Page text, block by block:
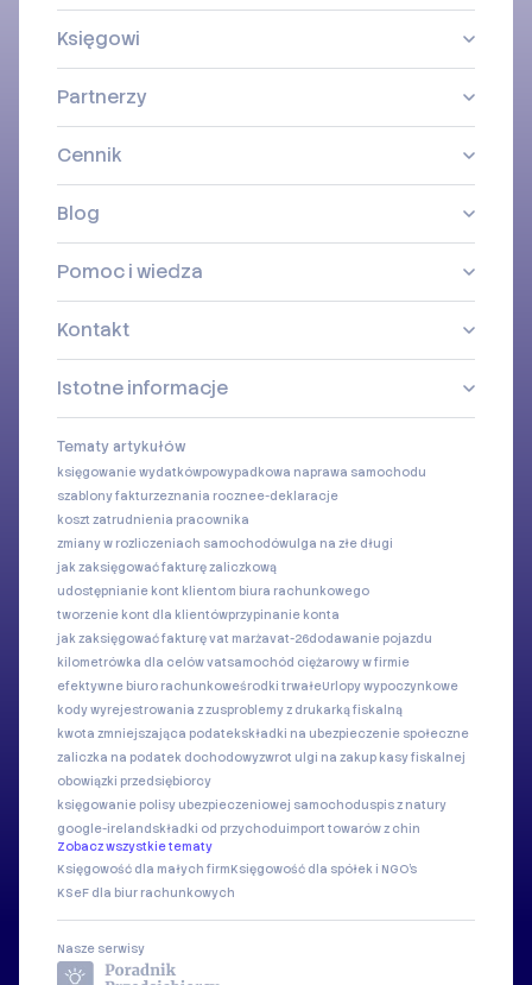
Księgowi
Partnerzy
Cennik
Blog
Pomoc i wiedza
Kontakt
Istotne informacje
Tematy artykułów
księgowanie wydatkówpowypadkowa naprawa samochodu
szablony fakturzeznania rocznee-deklaracje
koszt zatrudnienia pracownika
zmiany w rozliczeniach samochodówulga na złe długi
jak zaksięgować fakturę zaliczkową
udostępnianie kont klientom biura rachunkowego
tworzenie kont dla klientówprzypinanie konta
jak zaksięgować fakturę vat marżavat-26dodawanie pojazdu
kilometrówka dla celów vatsamochód ciężarowy w firmie
efektywne biuro rachunkoweśrodki trwałeUrlopy wypoczynkowe
kody wyrejestrowania z zusproblemy z drukarką fiskalną
kwota zmniejszająca podatekskładki na ubezpieczenie społeczne
zaliczka na podatek dochodowyzwrot ulgi na zakup kasy fiskalnej
obowiązki przedsiębiorcy
księgowanie polisy ubezpieczeniowej samochoduspis z natury
google-ireland składki od przychoduimport towarów z chin
Zobacz wszystkie tematy
Księgowość dla małych firmKsięgowość dla spółek i NGO's
KSeF dla biur rachunkowych
Nasze serwisy